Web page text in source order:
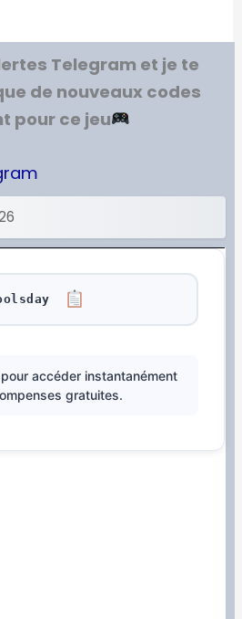
Telegram et je te
de nouveaux codes
pour ce jeu
accéder instantanément
gratuites.